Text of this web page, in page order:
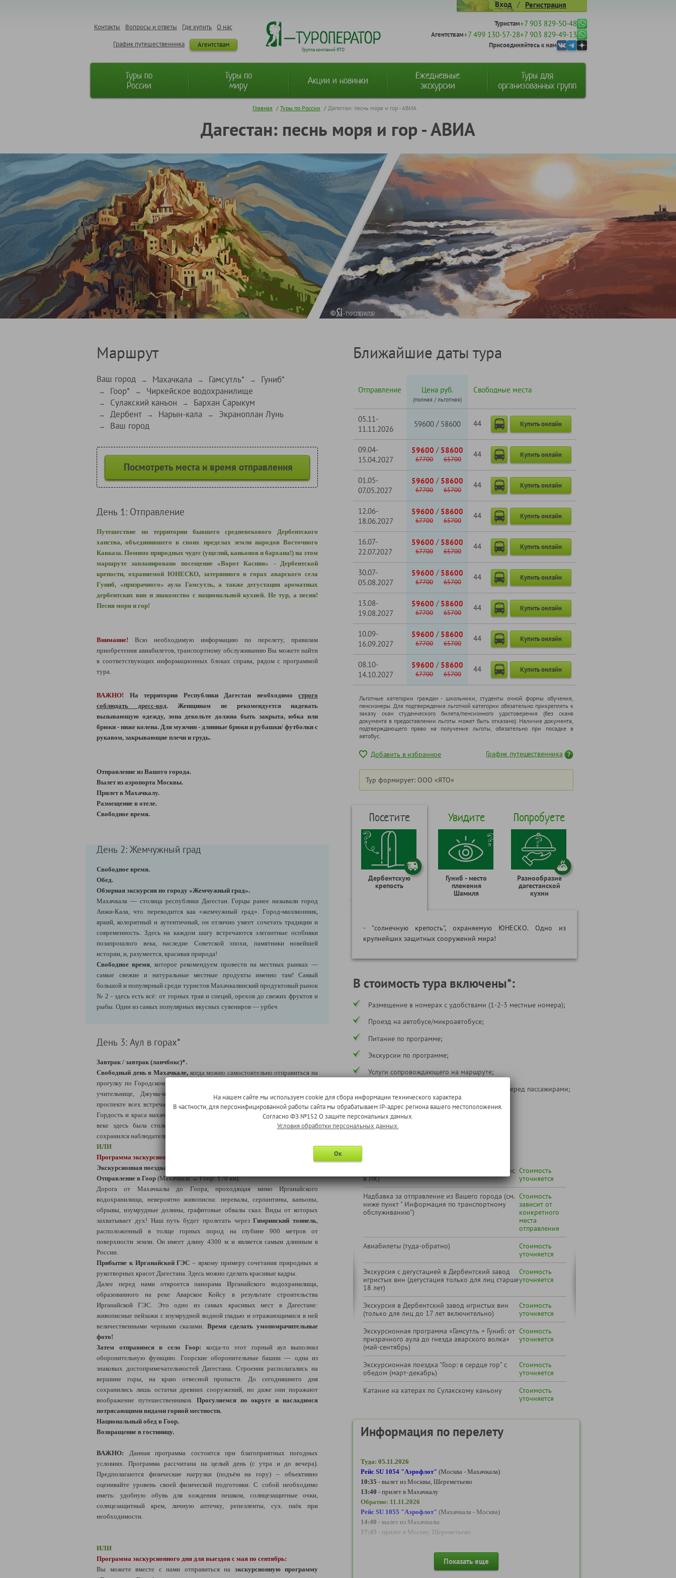
Вход / Регистрация
О нас
Где купить
Вопросы и ответы
Контакты
Агентствам
График путешественника
Группа компаний ЯТО
Туристам+7 903 829-50-48
Агентствам+7 499 130-57-28+7 903 829-49-13
Присоединяйтесь к нам
Туры по
России
Туры по
миру
Акции и новинки
Ежедневные
экскурсии
Туры для
организованных групп
Главная / Туры по России / Дагестан: песнь моря и гор - АВИА
Дагестан: песнь моря и гор - АВИА
Маршрут
Ваш город → Махачкала → Гамсутль* → Гуниб*
→ Гоор* → Чиркейское водохранилище
→ Сулакский каньон → Бархан Сарыкум
→ Дербент → Нарын-кала → Экраноплан Лунь
→ Ваш город
Посмотреть места и время отправления
День 1: Отправление
Путешествие по территории бывшего средневекового Дербентского
ханства, объединившего в своих пределах земли народов Восточного
Кавказа. Помимо природных чудес (ущелий, каньонов и бархана!) на этом
маршруте запланировано посещение «Ворот Каспия» - Дербентской
крепости, охраняемой ЮНЕСКО, затерянного в горах аварского села
Гуниб, «призрачного» аула Гамсутль, а также дегустация ароматных
дербентских вин и знакомство с национальной кухней. Не тур, а песня!
Песня моря и гор!
Внимание! Всю необходимую информацию по перелету, правилам
приобретения авиабилетов, транспортному обслуживанию Вы можете найти
в соответствующих информационных блоках справа, рядом с программой
тура.
ВАЖНО! На территории Республики Дагестан необходимо строго
соблюдать дресс-код. Женщинам не рекомендуется надевать
вызывающую одежду, зона декольте должна быть закрыта, юбка или
брюки - ниже колена. Для мужчин - длинные брюки и рубашки/ футболки с
рукавом, закрывающие плечи и грудь.
Отправление из Вашего города.
Вылет из аэропорта Москвы.
Прилет в Махачкалу.
Размещение в отеле.
Свободное время.
День 2: Жемчужный град
Свободное время.
Обед.
Обзорная экскурсия по городу «Жемчужный град».
Махачкала — столица республики Дагестан. Горцы ранее называли город
Анжи-Кала, что переводится как «жемчужный град». Город-миллионник,
яркий, колоритный и аутентичный, он отлично умеет сочетать традиции и
современность. Здесь на каждом шагу встречаются элегантные особняки
позапрошлого века, наследие Советской эпохи, памятники новейшей
истории, и, разумеется, красивая природа!
Свободное время , которое рекомендуем провести на местных рынках —
самые свежие и натуральные местные продукты именно там! Самый
большой и популярный среди туристов Махачкалинский продуктовый рынок
№ 2 - здесь есть всё: от горных трав и специй, орехов до свежих фруктов и
рыбы. Один из самых популярных вкусных сувениров — урбеч
День 3: Аул в горах*
Завтрак / завтрак (ланчбокс)*.
Свободный день в Махачкале,когда можно самостоятельно отправиться на
прогулку по Городскому саду, Скверу Дружбы, посетить памятник русской
учительнице, Джума-мечеть, Свято-Успенский собор. На центральном
проспекте всех встречает легендарный певец Дагестана — Расул Гамзатов.
Гордость и краса махачкалинцев – гора Тарки-Тау. Легенда гласит, что в VII
веке здесь была столица Хазарского каганата, и до сегодняшнего дня
сохранился наблюдательный пункт и ряд старинных строений.
ИЛИ
Программа экскурсионного дня для выездов с марта по декабрь:
Экскурсионная поездка "Гоор: в сердце гор" (
Отправление в Гоор (Махачкала → Гоор: 170 км).
Дорога от Махачкалы до Гоора, проходящая мимо Ирганайского
водохранилища, невероятно живописна: перевалы, серпантины, каньоны,
обрывы, изумрудные долины, графитовые обвалы скал. Виды от которых
захватывает дух! Наш путь будет пролегать черезГимринский тоннель
расположенный в толще горных пород на глубине 900 метров от
поверхности земли. Он имеет длину 4300 м и является самым длинным в
России.
Прибытие к Ирганайской ГЭС – яркому примеру сочетания природных и
рукотворных красот Дагестана. Здесь можно сделать красивые кадры.
Далее перед нами откроется панорама Ирганайского водохранилища,
образованного на реке Аварское Койсу в результате строительства
Ирганайской ГЭС. Это одно из самых красивых мест в Дагестане:
живописные пейзажи с изумрудной водной гладью и отражающимися в ней
величественными черными скалами. Время сделать умопомрачительные
фото!
Затем отправимся в село Гоор: когда-то этот горный аул выполнял
оборонительную функцию. Гоорские оборонительные башни — одна из
знаковых достопримечательностей Дагестана. Строения располагались на
вершине горы, на краю отвесной пропасти. До сегодняшнего дня
сохранились лишь остатки древних сооружений, но даже они поражают
воображение путешественников. Прогуляемся по округе и насладимся
потрясающими видами горной местности.
Национальный обед в Гоор.
Возвращение в гостиницу.
ВАЖНО: Данная программа состоится при благоприятных погодных
условиях. Программа рассчитана на целый день (с утра и до вечера).
Предполагаются физические нагрузки (подъём на гору) – объективно
оценивайте уровень своей физической подготовки. С собой необходимо
иметь: удобную обувь для хождения пешком, солнцезащитные очки,
солнцезащитный крем, личную аптечку, репелленты, сух. паёк при
необходимости.
ИЛИ
Программа экскурсионного дня для выездов с мая по сентябрь:
Вы можете вместе с нами отправиться на экскурсионную программу
Ближайшие даты тура
Отправление Цена руб.
(полная / льготная)
Свободные места
05.11-
11.11.2026
59600 / 58600 44 Купить онлайн
09.04-
15.04.2027
59600 / 58600
67700 65700
44 Купить онлайн
01.05-
07.05.2027
59600 / 58600
67700 65700
44 Купить онлайн
12.06-
18.06.2027
59600 / 58600
67700 65700
44 Купить онлайн
16.07-
22.07.2027
59600 / 58600
67700 65700
44 Купить онлайн
30.07-
05.08.2027
59600 / 58600
67700 65700
44 Купить онлайн
13.08-
19.08.2027
59600 / 58600
67700 65700
44 Купить онлайн
10.09-
16.09.2027
59600 / 58600
67700 65700
44 Купить онлайн
08.10-
14.10.2027
59600 / 58600
67700 65700
44 Купить онлайн
Льготные категории граждан - школьники, cтуденты очной формы обучения,
пенсионеры. Для подтверждения льготной категории обязательно прикреплять к
заказу скан студенческого билета/пенсионного удостоверения (без скана
документа в предоставлении льготы может быть отказано). Наличие документа,
подтверждающего право на получение льготы, обязательно при посадке в
автобус.
Добавить в избранное График путешественника
Тур формирует: ООО «ЯТО»
Посетите
Дербентскую
крепость
Увидите
Гуниб - место
пленения
Шамиля
Попробуете
Разнообразие
дагестанской
кухни
- "солнечную крепость", охраняемую ЮНЕСКО. Одно из
крупнейших защитных сооружений мира!
В стоимость тура включены*:
Размещение в номерах с удобствами (1-2-3 местные номера);
Проезд на автобусе/микроавтобусе;
Питание по программе;
Экскурсии по программе;
Услуги сопровождающего на маршруте;
Страхование ответственности перевозчика перед пассажирами;
* в соответствии с программой тура
1-местное размещение (по желанию под запрос
в ЛК)
Стоимость
уточняется
Надбавка за отправление из Вашего города (см.
ниже пункт " Информация по транспортному
обслуживанию")
Стоимость
зависит от
конкретного
места
отправления
Авиабилеты (туда-обратно)
Стоимость
уточняется
Экскурсия с дегустацией в Дербентский завод
игристых вин (дегустация только для лиц старше
18 лет)
Стоимость
уточняется
Экскурсия в Дербентский завод игристых вин
(только для лиц до 17 лет включительно)
Стоимость
уточняется
Экскурсионная программа «Гамсутль + Гуниб: от
призрачного аула до гнезда аварского волка»
(май-сентябрь)
Стоимость
уточняется
Экскурсионная поездка "Гоор: в сердце гор" с
обедом (март-декабрь)
Стоимость
уточняется
Катание на катерах по Сулакскому каньону
Стоимость
уточняется
Информация по перелету
Туда: 05.11.2026
Рейс SU 1054 "Аэрофлот" (Москва - Махачкала)
10:35 - вылет из Москвы, Шереметьево
13:40 - прилет в Махачкалу
Обратно: 11.11.2026
Рейс SU 1055 "Аэрофлот" (Махачкала - Москва)
14:40 - вылет из Махачкалы
17:45 - прилет в Москву, Шереметьево
На остальные даты тура информация по перелетам будет
Показать еще
На нашем сайте мы используем cookie для сбора информации технического характера.
В частности, для персонифицированной работы сайта мы обрабатываем IP-адрес региона вашего местоположения.
Согласно ФЗ №152 О защите персональных данных.
Условия обработки персональных данных.
Ок